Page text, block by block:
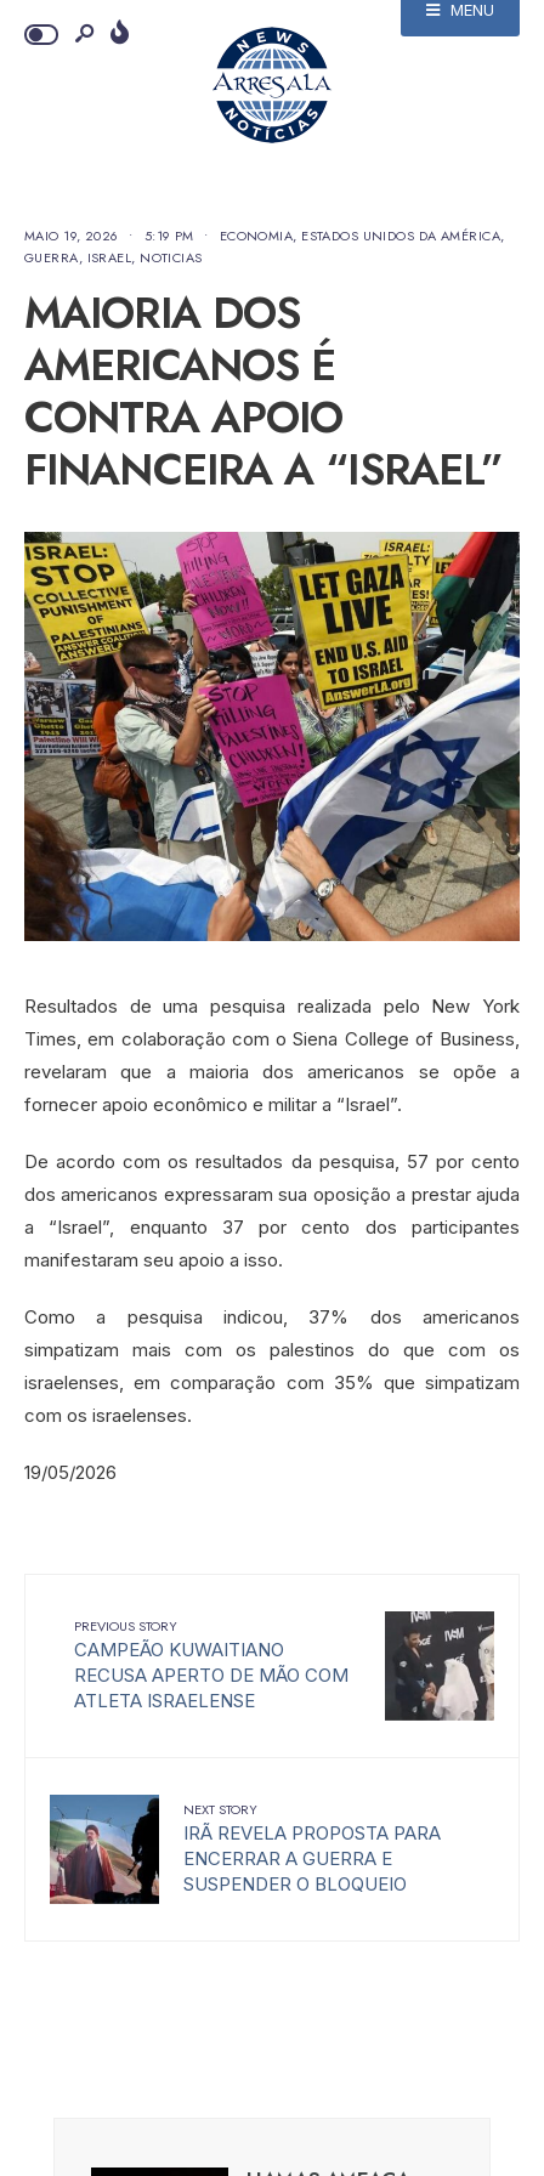
MENU
MAIO 19, 2026 • 5:19 PM • ECONOMIA, ESTADOS UNIDOS DA AMÉRICA,
GUERRA, ISRAEL, NOTICIAS
MAIORIA DOS
AMERICANOS É
CONTRA APOIO
FINANCEIRA A “ISRAEL”
Resultados de uma pesquisa realizada pelo New York
Times, em colaboração com o Siena College of Business,
revelaram que a maioria dos americanos se opõe a
fornecer apoio econômico e militar a “Israel”.
De acordo com os resultados da pesquisa, 57 por cento
dos americanos expressaram sua oposição a prestar ajuda
a “Israel”, enquanto 37 por cento dos participantes
manifestaram seu apoio a isso.
Como a pesquisa indicou, 37% dos americanos
simpatizam mais com os palestinos do que com os
israelenses, em comparação com 35% que simpatizam
com os israelenses.
19/05/2026
PREVIOUS STORY
CAMPEÃO KUWAITIANO
RECUSA APERTO DE MÃO COM
ATLETA ISRAELENSE
NEXT STORY
IRÃ REVELA PROPOSTA PARA
ENCERRAR A GUERRA E
SUSPENDER O BLOQUEIO